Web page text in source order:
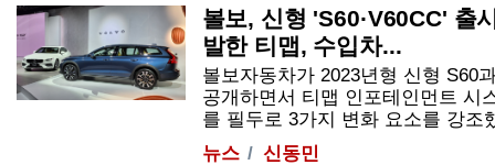
볼보, 신형 'S60·V60CC' 출
발한 티맵, 수입차...
볼보자동차가 2023년형 신형 S60
공개하면서 티맵 인포테인먼트 시
를 필두로 3가지 변화 요소를 강조
뉴스
신동민